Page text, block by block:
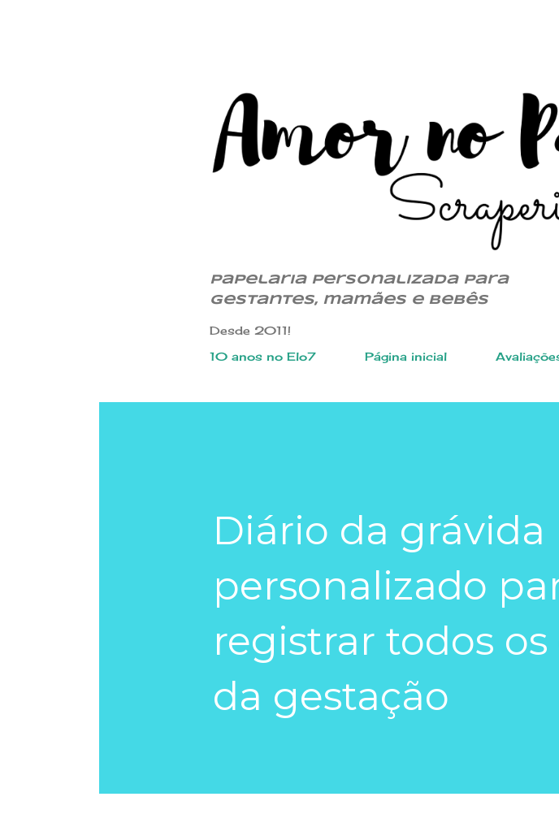
Papelaria Personalizada para
gestantes, mamães e bebês
Desde 2011!
10 anos no Elo7
Página inicial
Diário da grávida
personalizado
registrar todos
da gestação